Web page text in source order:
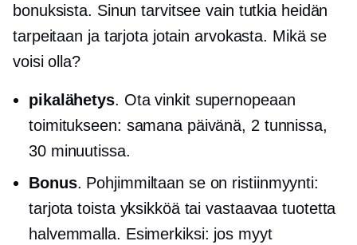
bonuksista. Sinun tarvitsee vain tutkia heidän
tarpeitaan ja tarjota jotain arvokasta. Mikä se
voisi olla?
pikalähetys. Ota vinkit supernopeaan
toimitukseen: samana päivänä, 2 tunnissa,
30 minuutissa.
Bonus. Pohjimmiltaan se on ristiinmyynti:
tarjota toista yksikköä tai vastaavaa tuotetta
halvemmalla. Esimerkiksi: jos myyt